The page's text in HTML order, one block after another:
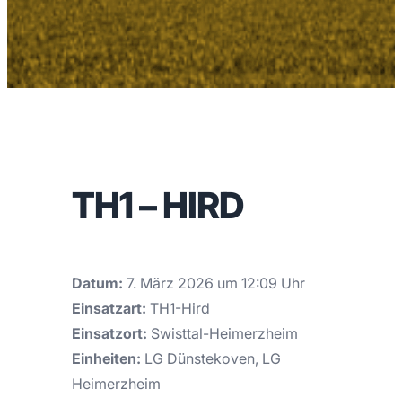
TH1 – HIRD
Datum: 7. März 2026 um 12:09 Uhr
Einsatzart: TH1-Hird
Einsatzort: Swisttal-Heimerzheim
Einheiten: LG Dünstekoven, LG
Heimerzheim